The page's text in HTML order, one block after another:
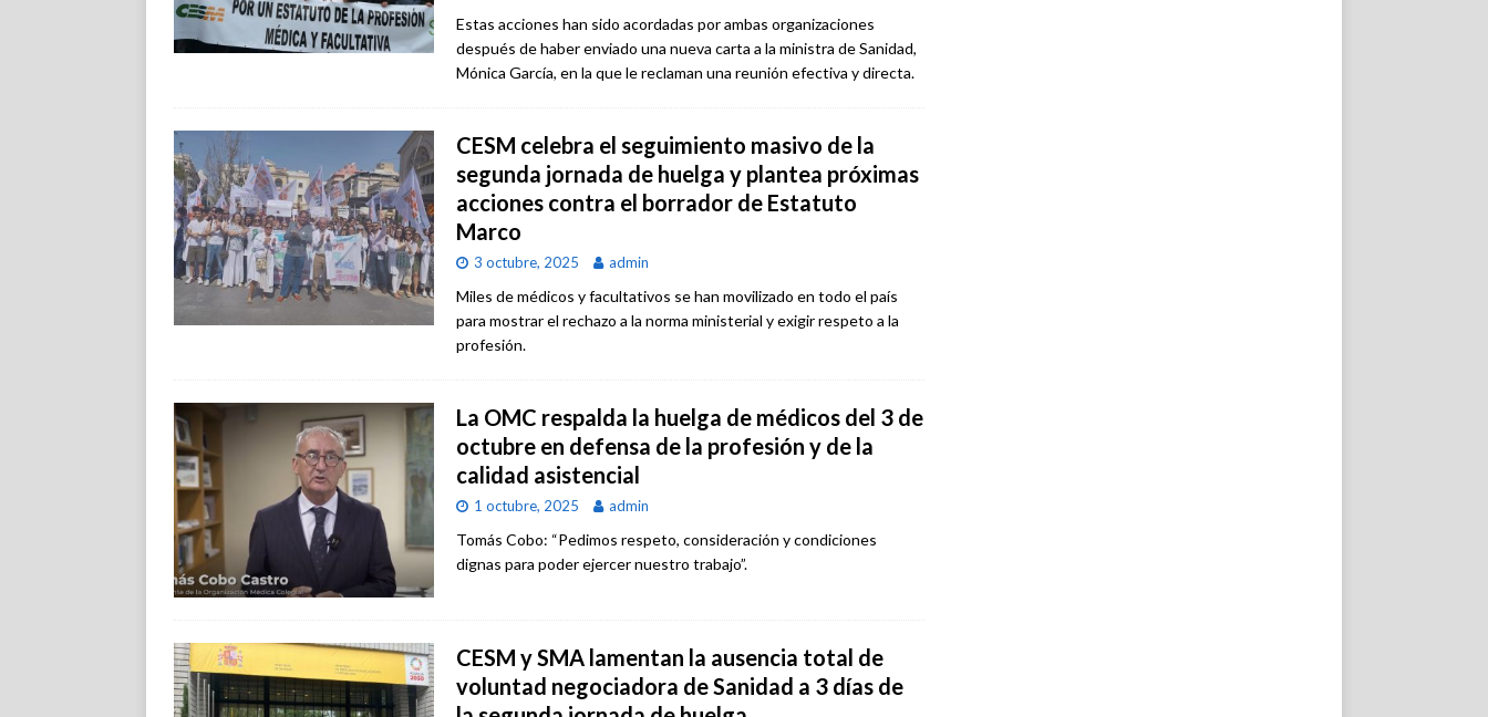
Estas acciones han sido acordadas por ambas organizaciones
después de haber enviado una nueva carta a la ministra de Sanidad,
Mónica García, en la que le reclaman una reunión efectiva y directa.
CESM celebra el seguimiento masivo de la
segunda jornada de huelga y plantea próximas
acciones contra el borrador de Estatuto
Marco
3 octubre, 2025 admin
Miles de médicos y facultativos se han movilizado en todo el país
para mostrar el rechazo a la norma ministerial y exigir respeto a la
profesión.
La OMC respalda la huelga de médicos del 3 de
octubre en defensa de la profesión y de la
calidad asistencial
1 octubre, 2025 admin
Tomás Cobo: “Pedimos respeto, consideración y condiciones
dignas para poder ejercer nuestro trabajo”.
CESM y SMA lamentan la ausencia total de
voluntad negociadora de Sanidad a 3 días de